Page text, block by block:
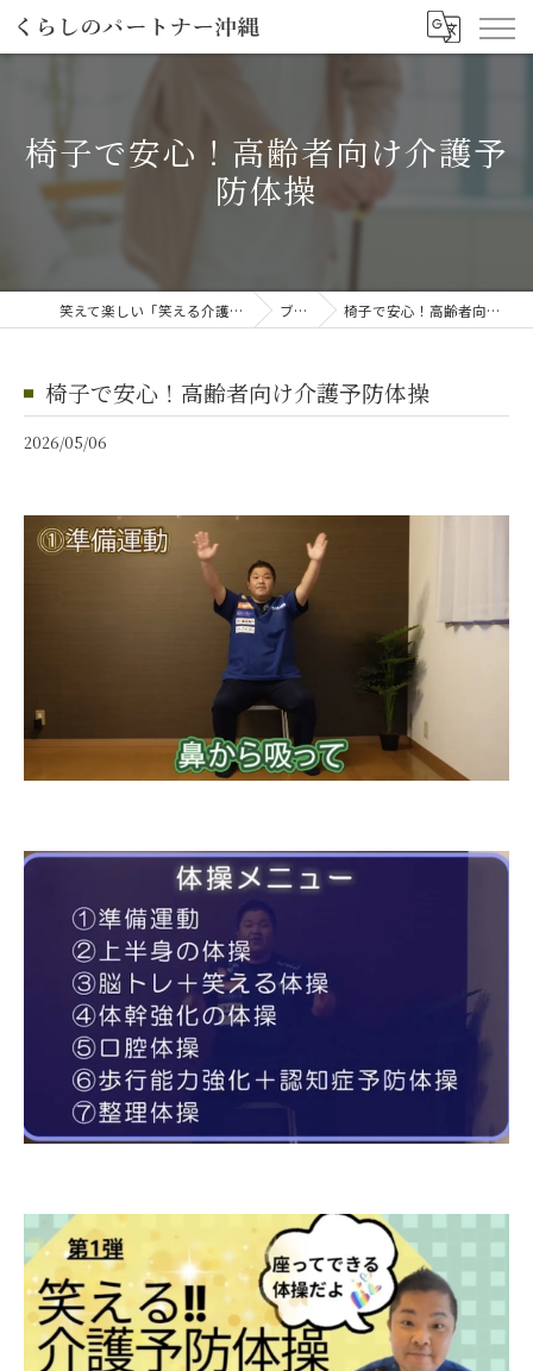
椅子で安心！高齢者向け介護予
防体操
笑えて楽しい「笑える介護予防体操教室」 ブログ 椅子で安心！高齢者向け介護予防体操
椅子で安心！高齢者向け介護予防体操
2026/05/06